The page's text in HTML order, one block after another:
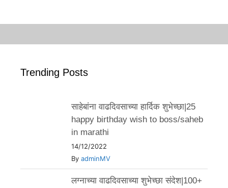
Trending Posts
साहेबांना वाढदिवसाच्या हार्दिक शुभेच्छा|25
happy birthday wish to boss/saheb
in marathi
14/12/2022
By adminMV
लग्नाच्या वाढदिवसाच्या शुभेच्छा संदेश|100+